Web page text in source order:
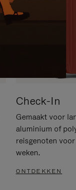
Check-In
Gemaakt voor
aluminium of
reisgenoten
weken.
ONTDEKKEN